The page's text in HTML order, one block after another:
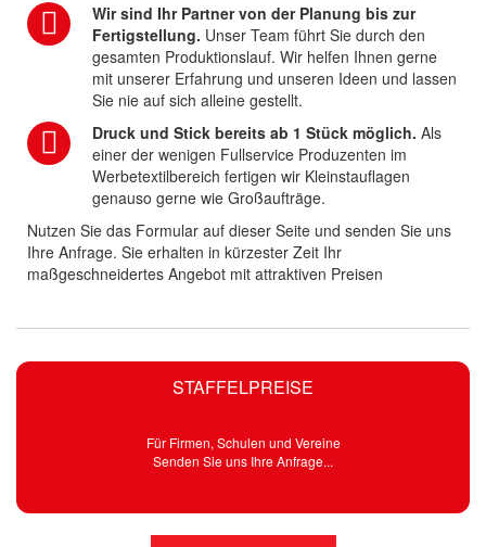
STAFFELPREISE
Für Firmen, Schulen und Vereine
Senden Sie uns Ihre Anfrage...
Wir sind Ihr Partner von der Planung bis zur
Fertigstellung. Unser Team führt Sie durch den
gesamten Produktionslauf. Wir helfen Ihnen gerne
mit unserer Erfahrung und unseren Ideen und lassen
Sie nie auf sich alleine gestellt.
Druck und Stick bereits ab 1 Stück möglich. Als
einer der wenigen Fullservice Produzenten im
Werbetextilbereich fertigen wir Kleinstauflagen
genauso gerne wie Großaufträge.
Nutzen Sie das Formular auf dieser Seite und senden Sie uns
Ihre Anfrage. Sie erhalten in kürzester Zeit Ihr
maßgeschneidertes Angebot mit attraktiven Preisen